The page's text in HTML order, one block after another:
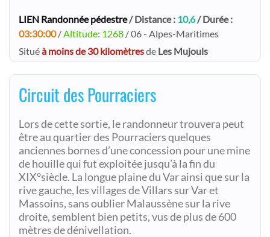
LIEN Randonnée pédestre/ Distance : 10,6/ Durée :
03:30:00/Altitude: 1268 / 06 - Alpes-Maritimes
Situéà moins de 30 kilomètresde Les Mujouls
Circuit des Pourraciers
Lors de cette sortie, le randonneur trouvera peut
être au quartier des Pourraciers quelques
anciennes bornes d’une concession pour une mine
de houille qui fut exploitée jusqu’à la fin du
XIX°siècle. La longue plaine du Var ainsi que sur la
rive gauche, les villages de Villars sur Var et
Massoins, sans oublier Malaussène sur la rive
droite, semblent bien petits, vus de plus de 600
mètres de dénivellation.